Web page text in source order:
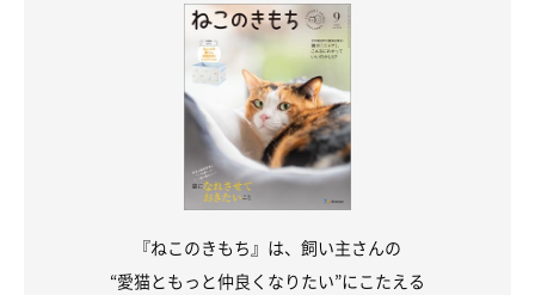
「でも、初日のつむぎはひと通り部屋を散策し終えたら、
の上に乗って寝始めたんです。シェルターでシャーシャー威嚇し
ていたのが嘘のようで、『なんて可愛いのっっ！！！！！！』
『ねこのきもち』は、飼い主さんの
“愛猫ともっと仲良くなりたい”にこたえる